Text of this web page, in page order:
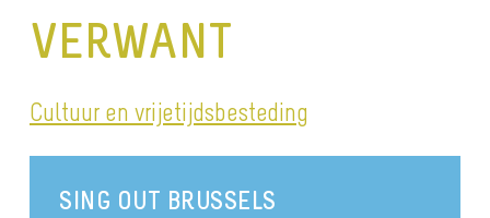
VERWANT
Cultuur en vrijetijdsbesteding
SING OUT BRUSSELS